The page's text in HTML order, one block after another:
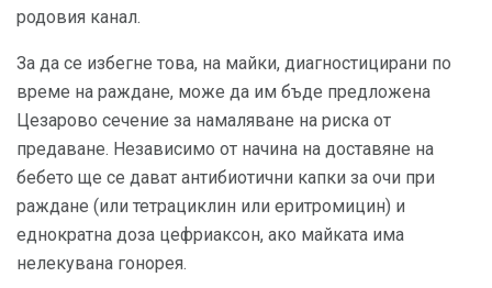
родовия канал.
За да се избегне това, на майки, диагностицирани по
време на раждане, може да им бъде предложена
Цезарово сечение за намаляване на риска от
предаване. Независимо от начина на доставяне на
бебето ще се дават антибиотични капки за очи при
раждане (или тетрациклин или еритромицин) и
еднократна доза цефриаксон, ако майката има
нелекувана гонорея.